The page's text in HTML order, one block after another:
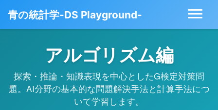
青の統計学-DS Playground-
アルゴリズム編
探索・推論・知識表現を中心としたG検定対策問
題。AI分野の基本的な問題解決手法と計算手法につ
いて学習します。